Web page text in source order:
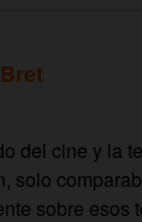
del cine y la
solo
sobre esos